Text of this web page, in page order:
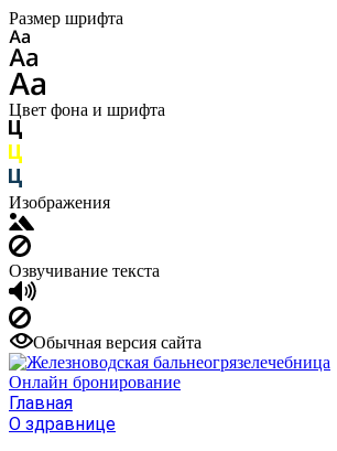
Размер шрифта
Цвет фона и шрифта
Изображения
Озвучивание текста
Обычная версия сайта
Онлайн бронирование
Главная
О здравнице